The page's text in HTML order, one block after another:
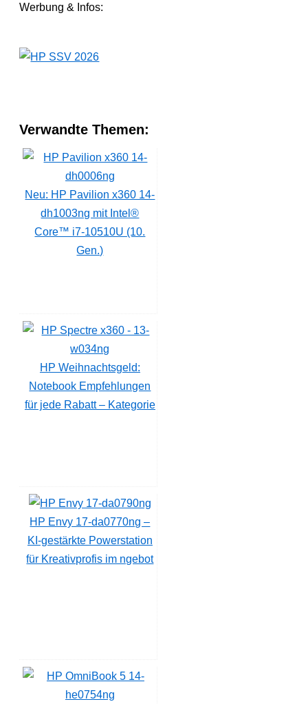
Werbung & Infos:
Verwandte Themen:
Neu: HP Pavilion x360 14-
dh1003ng mit Intel®
Core™ i7-10510U (10.
Gen.)
HP Weihnachtsgeld:
Notebook Empfehlungen
für jede Rabatt – Kategorie
HP Envy 17-da0770ng –
KI-gestärkte Powerstation
für Kreativprofis im ngebot